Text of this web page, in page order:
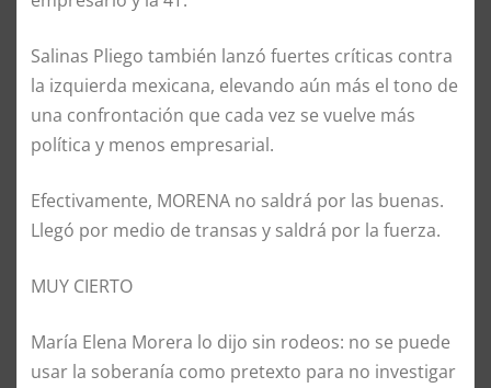
Salinas Pliego también lanzó fuertes críticas contra
la izquierda mexicana, elevando aún más el tono de
una confrontación que cada vez se vuelve más
política y menos empresarial.
Efectivamente, MORENA no saldrá por las buenas.
Llegó por medio de transas y saldrá por la fuerza.
MUY CIERTO
María Elena Morera lo dijo sin rodeos: no se puede
usar la soberanía como pretexto para no investigar